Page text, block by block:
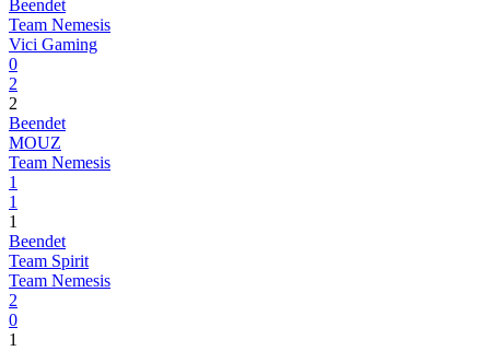
Beendet
Team Nemesis
Vici Gaming
0
2
2
Beendet
MOUZ
Team Nemesis
1
1
1
Beendet
Team Spirit
Team Nemesis
2
0
1